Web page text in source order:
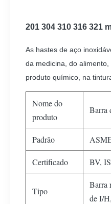
201 304 310 316 321
As hastes de aço
da medicina, do
produto químico, na
Nome do
produto
Barra
Padrão
Certificado BV,
Tipo
Barra
de I/